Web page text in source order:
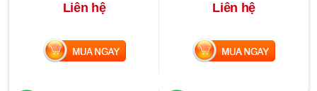
Liên hệ
MUA NGAY
Liên hệ
MUA NGAY